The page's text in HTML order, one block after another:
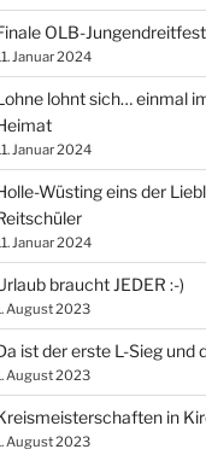
OLB-
Januar 2024
lohnt sich… einmal
Januar 2024
Wüsting eins der
Januar 2024
braucht JEDER :-)
August 2023
ist der erste L-Sieg und
August 2023
in
August 2023